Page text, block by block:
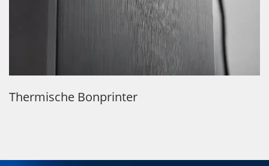
Fanless Skylake High Performance POS-